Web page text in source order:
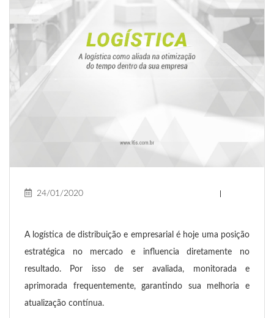
24/01/2020
A logística de distribuição e empresarial é hoje uma posição
estratégica no mercado e influencia diretamente no
resultado. Por isso de ser avaliada, monitorada e
aprimorada frequentemente, garantindo sua melhoria e
atualização contínua.